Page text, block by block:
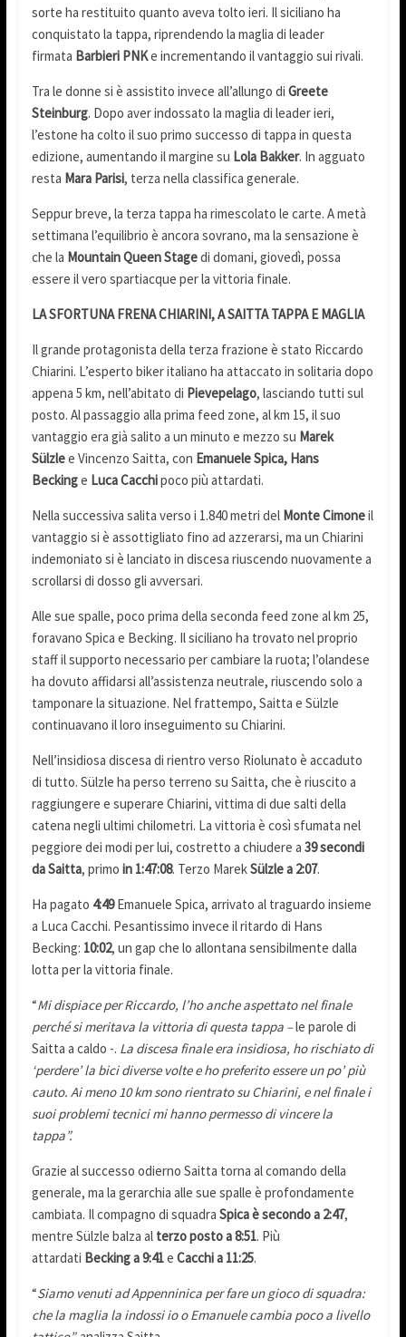
sorte ha restituito quanto aveva tolto ieri. Il siciliano ha
conquistato la tappa, riprendendo la maglia di leader
firmata Barbieri PNKe incrementando il vantaggio sui rivali.
Tra le donne si è assistito invece all’allungo di Greete
Steinburg. Dopo aver indossato la maglia di leader ieri,
l’estone ha colto il suo primo successo di tappa in questa
edizione, aumentando il margine su Lola Bakker. In agguato
resta Mara Parisi, terza nella classifica generale.
Seppur breve, la terza tappa ha rimescolato le carte. A metà
settimana l’equilibrio è ancora sovrano, ma la sensazione è
che la Mountain Queen Stagedi domani, giovedì, possa
essere il vero spartiacque per la vittoria finale.
LA SFORTUNA FRENA CHIARINI, A SAITTA TAPPA E MAGLIA
Il grande protagonista della terza frazione è stato Riccardo
Chiarini. L’esperto biker italiano ha attaccato in solitaria dopo
appena 5 km, nell’abitato di Pievepelago, lasciando tutti sul
posto. Al passaggio alla prima feed zone, al km 15, il suo
vantaggio era già salito a un minuto e mezzo su Marek
Sülzlee Vincenzo Saitta, con Emanuele Spica, Hans
Beckinge Luca Cacchipoco più attardati.
Nella successiva salita verso i 1.840 metri del Monte Cimoneil
vantaggio si è assottigliato fino ad azzerarsi, ma un Chiarini
indemoniato si è lanciato in discesa riuscendo nuovamente a
scrollarsi di dosso gli avversari.
Alle sue spalle, poco prima della seconda feed zone al km 25,
foravano Spica e Becking. Il siciliano ha trovato nel proprio
staff il supporto necessario per cambiare la ruota; l’olandese
ha dovuto affidarsi all’assistenza neutrale, riuscendo solo a
tamponare la situazione. Nel frattempo, Saitta e Sülzle
continuavano il loro inseguimento su Chiarini.
Nell’insidiosa discesa di rientro verso Riolunato è accaduto
di tutto. Sülzle ha perso terreno su Saitta, che è riuscito a
raggiungere e superare Chiarini, vittima di due salti della
catena negli ultimi chilometri. La vittoria è così sfumata nel
peggiore dei modi per lui, costretto a chiudere a 39 secondi
da Saitta, primo in 1:47:08. Terzo MarekSülzle a 2:07.
Ha pagato 4:49Emanuele Spica, arrivato al traguardo insieme
a Luca Cacchi. Pesantissimo invece il ritardo di Hans
Becking: 10:02, un gap che lo allontana sensibilmente dalla
lotta per la vittoria finale.
“Mi dispiace per Riccardo, l’ho anche aspettato nel finale
perché si meritava la vittoria di questa tappa –le parole di
Saitta a caldo -. La discesa finale era insidiosa, ho rischiato di
‘perdere’ la bici diverse volte e ho preferito essere un po’ più
cauto. Ai meno 10 km sono rientrato su Chiarini, e nel finale i
suoi problemi tecnici mi hanno permesso di vincere la
tappa”.
Grazie al successo odierno Saitta torna al comando della
generale, ma la gerarchia alle sue spalle è profondamente
cambiata. Il compagno di squadra Spica è secondo a 2:47,
mentre Sülzle balza alterzo posto a 8:51. Più
attardati Becking a 9:41e Cacchi a 11:25.
“Siamo venuti ad Appenninica per fare un gioco di squadra:
che la maglia la indossi io o Emanuele cambia poco a livello